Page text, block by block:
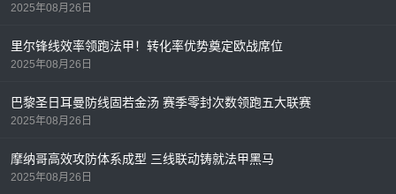
2025年08月26日
里尔锋线效率领跑法甲！转化率优势奠定欧战席位
2025年08月26日
巴黎圣日耳曼防线固若金汤 赛季零封次数领跑五大联赛
2025年08月26日
摩纳哥高效攻防体系成型 三线联动铸就法甲黑马
2025年08月26日